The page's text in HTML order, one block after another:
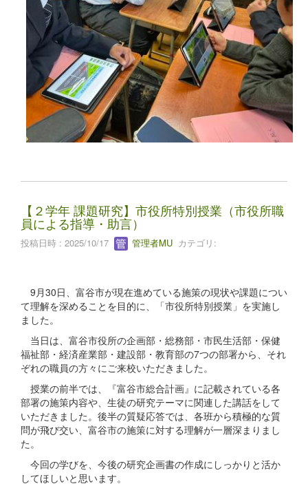
【２学年 課題研究】市役所特別授業（市役所職
員による指導・助言）
投稿日時 : 2025/10/17 管理者MU カテゴリ:
9月30日、富谷市が現在進めている施策の現状や課題につい
て理解を深めることを目的に、「市役所特別授業」を実施し
ました。
当日は、富谷市役所の企画部・総務部・市民生活部・保健
福祉部・経済産業部・建設部・教育部の7つの部署から、それ
ぞれの職員の方々にご来校いただきました。
授業の前半では、『富谷市総合計画』に記載されている各
部署の施策内容や、生徒の研究テーマに関連した講話をして
いただきました。後半の質疑応答では、各班から積極的な質
問が飛び交い、富谷市の施策に対する理解が一層深まりまし
た。
今回の学びを、今後の研究企画書の作成にしっかりと活か
してほしいと思います。